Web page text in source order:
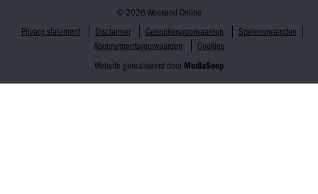
© 2026 Weekend Online
Privacy statement
Disclaimer Gebruikersvoorwaarden
Spelvoorwaarden
Abonnementsvoorwaarden
Cookies
Website gerealiseerd door MediaSoep